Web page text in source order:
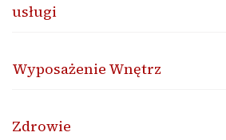
usługi
Wyposażenie Wnętrz
Zdrowie